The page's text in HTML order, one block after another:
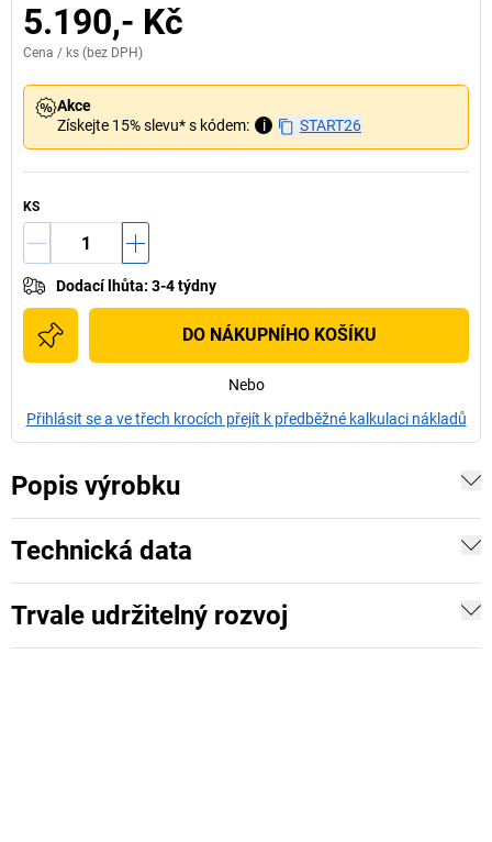
5.190,- Kč
Cena / ks (bez DPH)
Akce
Získejte 15% slevu* s kódem:
i START26
KS
Dodací lhůta: 3-4 týdny
DO NÁKUPNÍHO KOŠÍKU
Nebo
Přihlásit se a ve třech krocích přejít k předběžné kalkulaci nákladů
Popis výrobku
Technická data
Trvale udržitelný rozvoj